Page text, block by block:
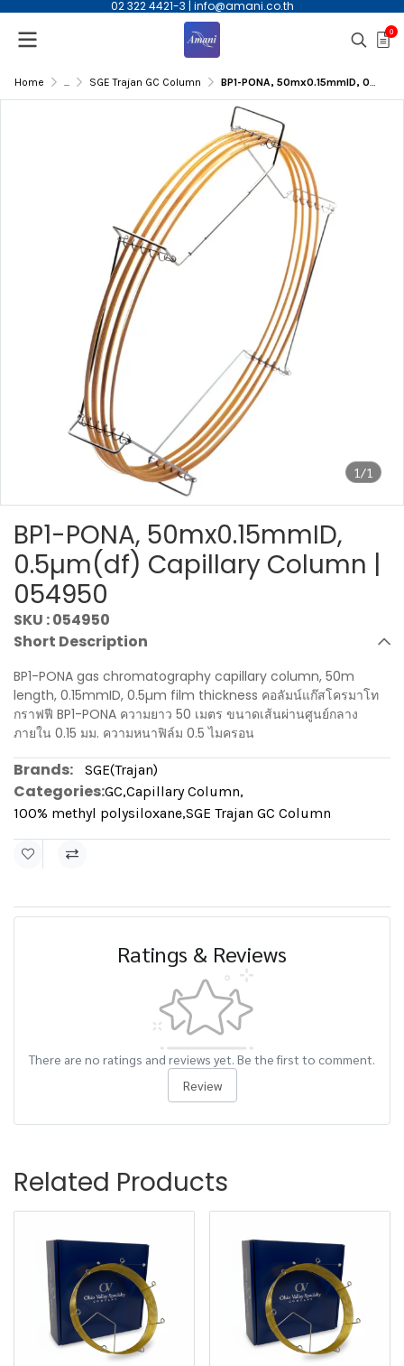
02 322 4421-3 | info@amani.co.th
0
Home ... SGE Trajan GC Column BP1-PONA, 50mx0.15mmID, 0.5µm(df) Capillary Column | 054950
1/1
BP1-PONA, 50mx0.15mmID,
0.5µm(df) Capillary Column |
054950
SKU : 054950
Short Description
BP1-PONA gas chromatography capillary column, 50m
length, 0.15mmID, 0.5µm film thickness คอลัมน์แก๊สโครมาโท
กราฟฟี BP1-PONA ความยาว 50 เมตร ขนาดเส้นผ่านศูนย์กลาง
ภายใน 0.15 มม. ความหนาฟิล์ม 0.5 ไมครอน
Brands: SGE(Trajan)
Categories:GC,Capillary Column,
100% methyl polysiloxane,SGE Trajan GC Column
Ratings & Reviews
There are no ratings and reviews yet. Be the first to comment.
Review
Related Products